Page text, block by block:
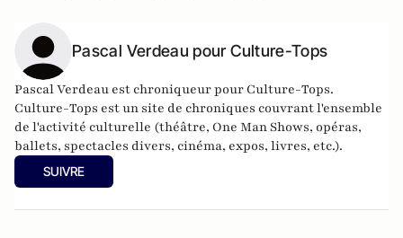
Pascal Verdeau pour Culture-Tops
Pascal Verdeau est chroniqueur pour Culture-Tops.
Culture-Tops est un site de chroniques couvrant l'ensemble
de l'activité culturelle (théâtre, One Man Shows, opéras,
ballets, spectacles divers, cinéma, expos, livres, etc.).
SUIVRE